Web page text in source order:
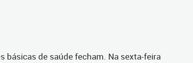
básicas de saúde fecham. Na sexta-feira